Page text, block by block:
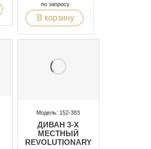
по запросу
В корзину
Модель: 152-383
ДИВАН 3-Х
МЕСТНЫЙ
REVOLUTIONARY